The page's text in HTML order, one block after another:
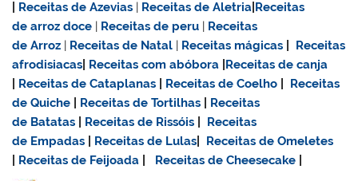
Receitas de Azevias | Receitas de Aletria Receitas
dearroz doce | Receitas de peru | Receitas
de Arroz | Receitas de Natal | Receitas mágicas
Receitas
afrodisiacas Receitas com abóbora Receitas de canja
Receitas de Cataplanas Receitas de Coelho
Receitas
de Quiche
Receitas de Tortilhas
Receitas
de Batatas
Receitas de Rissóis
Receitas
de Empadas
Receitas de Lulas
Receitas de Omeletes
Receitas de Feijoada Receitas de Cheesecake